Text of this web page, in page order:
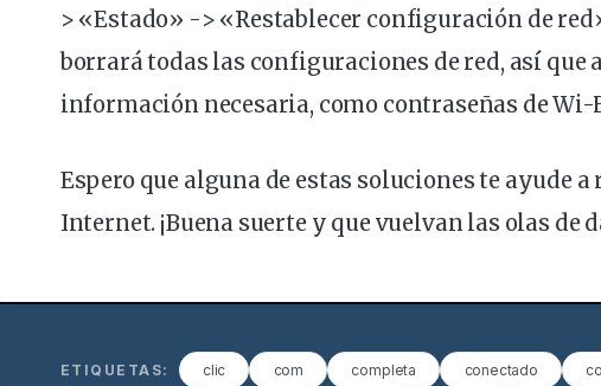
> «Estado» -> «Restablecer configuración de
borrará todas las configuraciones de red, así que
información necesaria, como contraseñas de Wi-
Espero que alguna de estas soluciones te ayude
Internet. ¡Buena suerte y que vuelvan las olas de
ETIQUETAS: clic com completa conectado